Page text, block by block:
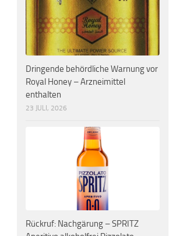
Dringende behördliche Warnung vor
Royal Honey – Arzneimittel
enthalten
23 JULI, 2026
Rückruf: Nachgärung – SPRITZ